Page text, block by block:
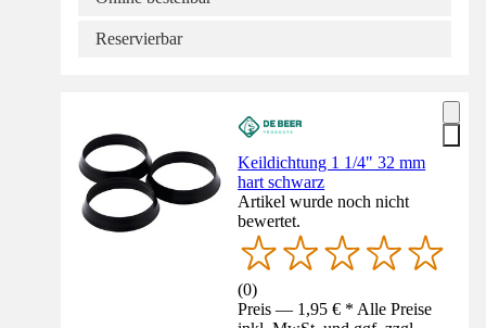
Reservierbar
Keildichtung 1 1/4" 32 mm
hart schwarz
Artikel wurde noch nicht
bewertet.
(0)
Preis — 1,95 € * Alle Preise